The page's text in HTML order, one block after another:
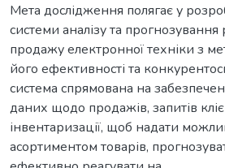
Мета дослідження полягає у
системи аналізу та
продажу електронної техніки з
його ефективності та
система спрямована на
даних щодо продажів, запитів
інвентаризації, щоб надати
асортиментом товарів,